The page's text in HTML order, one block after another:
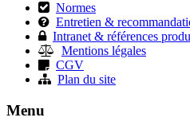
Normes
Entretien &
Intranet & références
Mentions légales
CGV
Plan du site
Menu